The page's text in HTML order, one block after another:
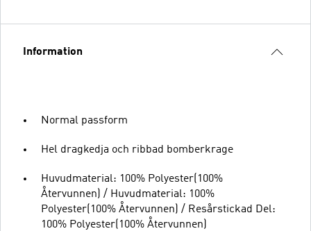
Information
Normal passform
Hel dragkedja och ribbad bomberkrage
Huvudmaterial: 100% Polyester(100%
Återvunnen) / Huvudmaterial: 100%
Polyester(100% Återvunnen) / Resårstickad Del:
100% Polyester(100% Återvunnen)